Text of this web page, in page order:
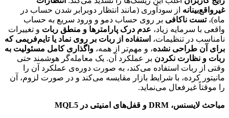
غیرواقع‌بینانه از سودآوری (مانند انتظار دوبرابر شدن حساب در
ماه)،تست ناکافی بر روی حساب دمو و ورود سریع به حساب
واقعی با سرمایه زیاد، عدم درک پارامترها و منطق ربات و تغییرات
نامناسب در تنظیمات، استفاده از ربات بر روی نماد یا تایم‌فریمی که
برای آن طراحی نشده، و مهم‌تر از همه، واگذاری کامل مسئولیت به
ربات و نظارت نکردن بر عملکرد آن. یک معامله‌گر هوشمند حتی
وقتی از ربات استفاده می‌کند، به صورت دوره‌ی عملکرد آن را
مانیتور کرده، با شرایط بازار مقایسه می‌کند و در صورت لزوم، آن
را موقتاً غیرفعال می‌نماید.
مباحث لایسنس، DRM و قفل‌های امنیتی در MQL5